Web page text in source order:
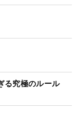
究極のルール